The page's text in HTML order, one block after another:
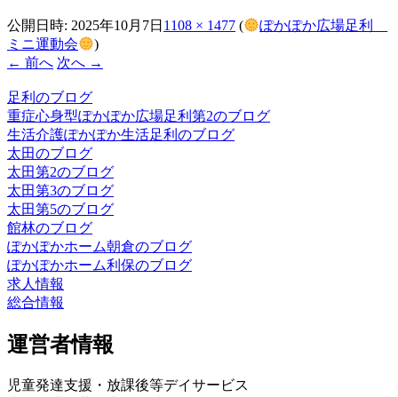
公開日時: 2025年10月7日 1108 × 1477 (
ぽかぽか広場足利
ミニ運動会
)
← 前へ 次へ →
足利のブログ
重症心身型ぽかぽか広場足利第2のブログ
生活介護ぽかぽか生活足利のブログ
太田のブログ
太田第2のブログ
太田第3のブログ
太田第5のブログ
館林のブログ
ぽかぽかホーム朝倉のブログ
ぽかぽかホーム利保のブログ
求人情報
総合情報
運営者情報
児童発達支援・放課後等デイサービス